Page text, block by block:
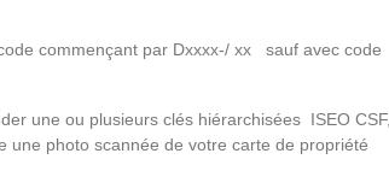
commençant par Dxxxx-/ xx sauf avec code
une ou plusieurs clés hiérarchisées ISEO CSF,
une photo scannée de votre carte de propriété